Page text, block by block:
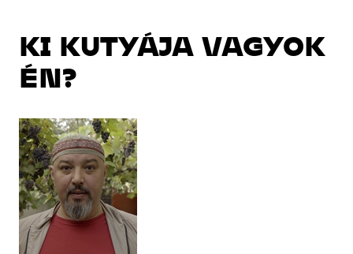
KI KUTYÁJA VAGYOK
ÉN?